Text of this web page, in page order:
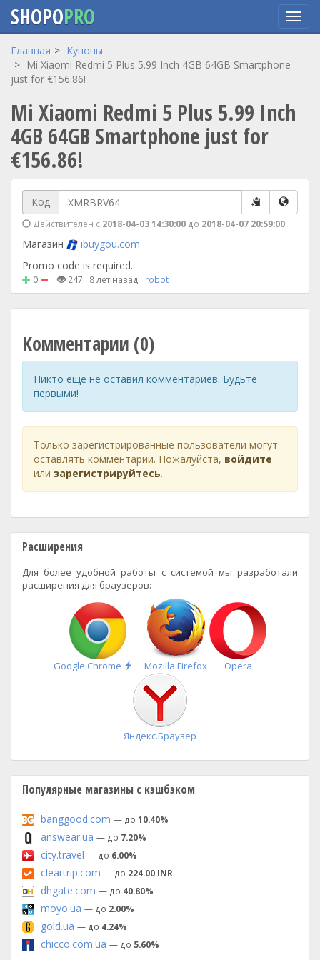
Перейти
основному
SHOPOPRO
Главная
Купоны
Mi Xiaomi Redmi 5 Plus 5.99 Inch 4GB 64GB Smartphone
just for €156.86!
Mi Xiaomi Redmi 5 Plus 5.99 Inch
4GB 64GB Smartphone just for
€156.86!
Код
Действителен с 2018-04-03 14:30:00 до 2018-04-07 20:59:00
Магазин
ibuygou.com
Promo code is required.
0 247 8 лет назад robot
Комментарии (0)
Никто ещё не оставил комментариев. Будьте
первыми!
Только зарегистрированные пользователи могут
оставлять комментарии. Пожалуйста, войдите
или зарегистрируйтесь.
Расширения
Для более удобной работы с системой мы разработали
расширения для браузеров:
Google Chrome
Быстрая
установка
Mozilla Firefox Opera
Яндекс.Браузер
Популярные магазины с кэшбэком
banggood.com — до 10.40%
answear.ua — до 7.20%
city.travel — до 6.00%
cleartrip.com — до 224.00 INR
dhgate.com — до 40.80%
moyo.ua — до 2.00%
gold.ua — до 4.24%
chicco.com.ua — до 5.60%